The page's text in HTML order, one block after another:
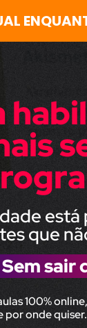
está
que
Sem sair
100%
por onde quiser.